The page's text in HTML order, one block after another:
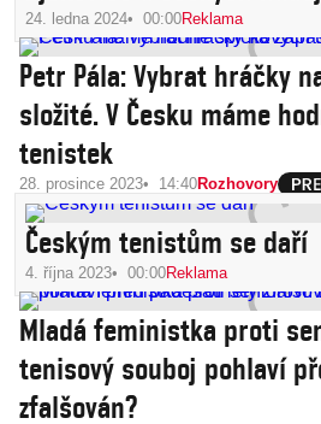
24. ledna 2024 00:00Reklama
Petr Pála: Vybrat hráčky
složité. V Česku máme
tenistek
28. prosince 2023 14:40Rozhovory
Českým tenistům se daří
4. října 2023 00:00Reklama
Mladá feministka proti
tenisový souboj pohlaví
zfalšován?